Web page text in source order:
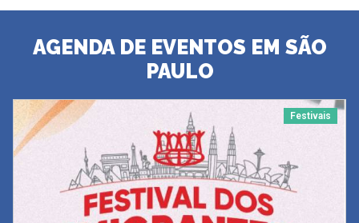
AGENDA DE EVENTOS EM SÃO
PAULO
Festivais